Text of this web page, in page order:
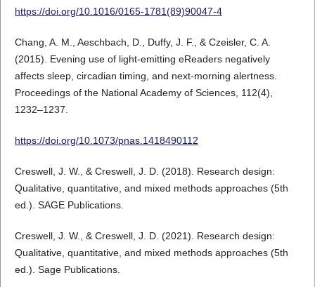
https://doi.org/10.1016/0165-1781(89)90047-4
Chang, A. M., Aeschbach, D., Duffy, J. F., & Czeisler, C. A.
(2015). Evening use of light-emitting eReaders negatively
affects sleep, circadian timing, and next-morning alertness.
Proceedings of the National Academy of Sciences, 112(4),
1232–1237.
https://doi.org/10.1073/pnas.1418490112
Creswell, J. W., & Creswell, J. D. (2018). Research design:
Qualitative, quantitative, and mixed methods approaches (5th
ed.). SAGE Publications.
Creswell, J. W., & Creswell, J. D. (2021). Research design:
Qualitative, quantitative, and mixed methods approaches (5th
ed.). Sage Publications.